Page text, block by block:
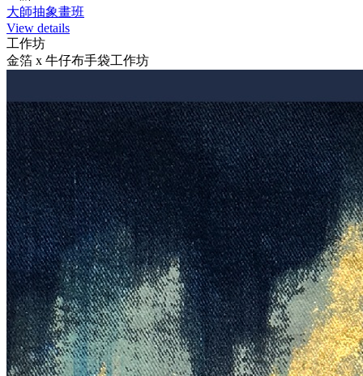
大師抽象畫班
View details
工作坊
金箔 x 牛仔布手袋工作坊